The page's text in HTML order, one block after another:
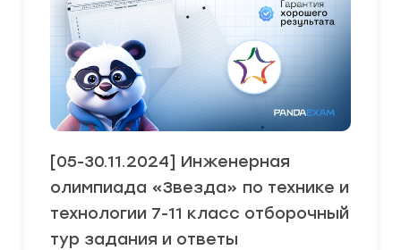
[05-30.11.2024] Инженерная
олимпиада «Звезда» по технике и
технологии 7-11 класс отборочный
тур задания и ответы